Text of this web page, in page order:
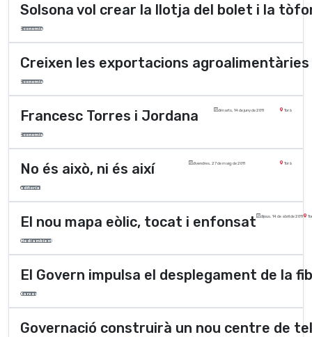
Solsona vol crear la llotja del bolet i la
Economia
Creixen les exportacions
Economia
Francesc Torres i Jordana dimarts, 14 de juny de 2011 Torà
Economia
No és això, ni és així­ divendres, 27 de maig de 2011 Torà
editorial
El nou mapa eòlic, tocat i enfonsat dijous, 14 de abril de 2011
Medi ambient
El Govern impulsa el desplegament de la
Xarxes
Governació construirà un nou centre de